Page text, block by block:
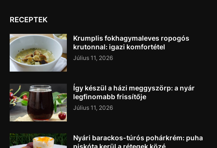
RECEPTEK
Krumplis fokhagymaleves ropogós
krutonnal: igazi komfortétel
Július 11, 2026
Így készül a házi meggyszörp: a nyár
legfinomabb frissítője
Július 11, 2026
Nyári barackos-túrós pohárkrém: puha